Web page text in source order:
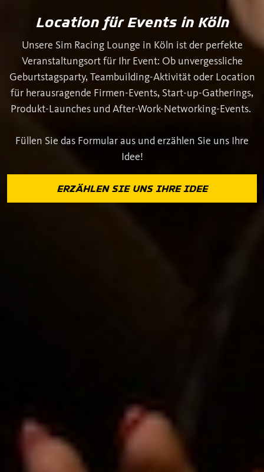
Location für Events in Köln
Unsere Sim Racing Lounge in Köln ist der perfekte
Veranstaltungsort für Ihr Event: Ob unvergessliche
Geburtstagsparty, Teambuilding-Aktivität oder Location
für herausragende Firmen-Events, Start-up-Gatherings,
Produkt-Launches und After-Work-Networking-Events.
Füllen Sie das Formular aus und erzählen Sie uns Ihre
Idee!
ERZÄHLEN SIE UNS IHRE IDEE